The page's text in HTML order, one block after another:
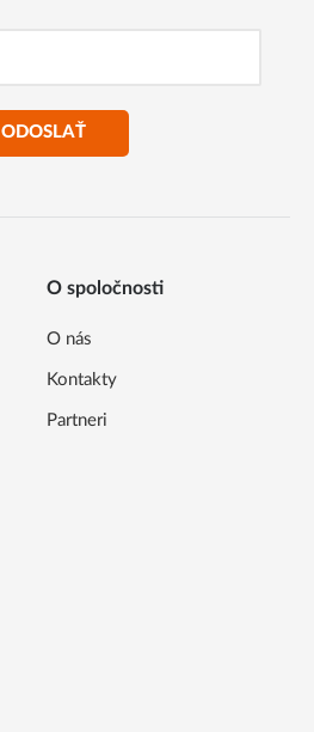
ODOSLAŤ
O spoločnosti
O nás
Kontakty
Partneri